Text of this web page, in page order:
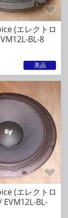
(エレクトロ
BL-8
美品
(エレクトロ
BL-